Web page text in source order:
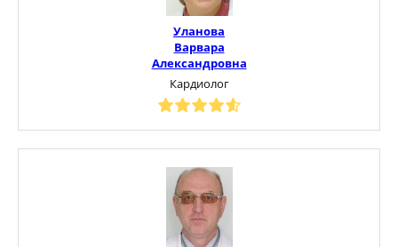
Уланова
Варвара
Александровна
Кардиолог